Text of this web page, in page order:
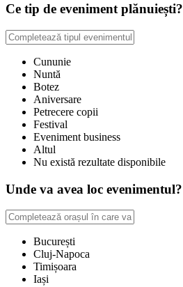
Ce tip de eveniment plănuiești?
Cununie
Nuntă
Botez
Aniversare
Petrecere copii
Festival
Eveniment business
Altul
Nu există rezultate disponibile
Unde va avea loc evenimentul?
București
Cluj-Napoca
Timișoara
Iași